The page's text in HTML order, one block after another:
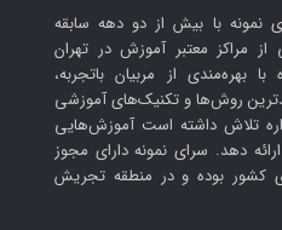
نمونه با بیش از دو دهه سابقه
مراکز معتبر آموزش در تهران
بهره‌مندی از مربیان باتجربه،
روش‌ها و تکنیک‌های آموزشی
تلاش داشته است آموزش‌هایی
دهد. سرای نمونه دارای مجوز
کشور بوده و در منطقه تجریش